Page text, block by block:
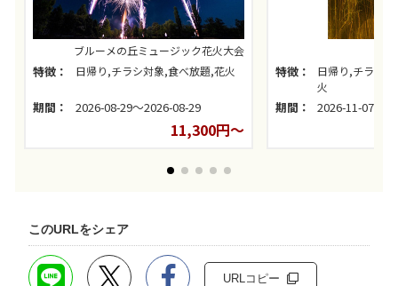
ブルーメの丘ミュージック花火大会
特徴： 日帰り,チラシ対象,食べ放題,花火
期間： 2026-08-29～2026-08-29
11,300円～
特徴：
日帰り,チラシ
火
期間： 2026-11-07～
このURLをシェア
URLコピー